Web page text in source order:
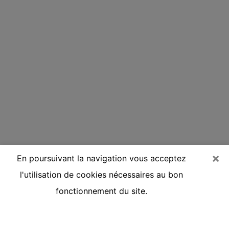
×
En poursuivant la navigation vous acceptez
l'utilisation de cookies nécessaires au bon
fonctionnement du site.